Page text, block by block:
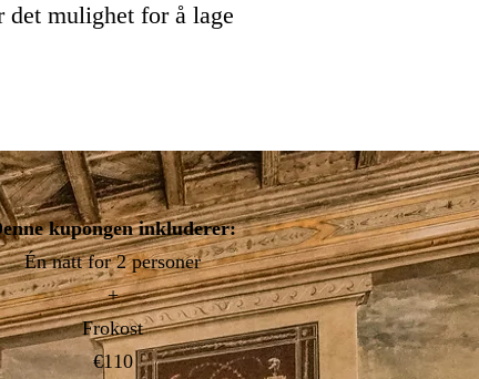
det mulighet for å lage
kupongen inkluderer:
Én nattfor 2 personer
+
Frokost
€110